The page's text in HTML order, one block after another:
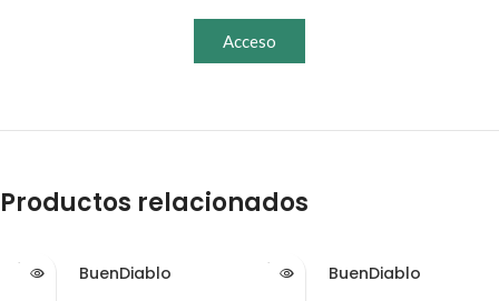
Acceso
Productos relacionados
SOLD
OUT
BuenDiablo
SOLD
OUT
BuenDiablo